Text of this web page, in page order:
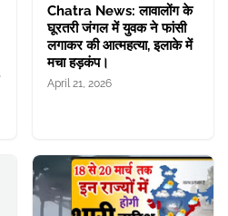
Chatra News: लावालोंग के
घूरतरी जंगल में युवक ने फांसी
लगाकर की आत्महत्या, इलाके में
मचा हड़कंप।
April 21, 2026